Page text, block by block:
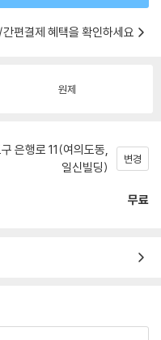
편결제 혜택을 확인하세요
원제
은행로 11(여의도동,
일신빌딩)
변경
무료